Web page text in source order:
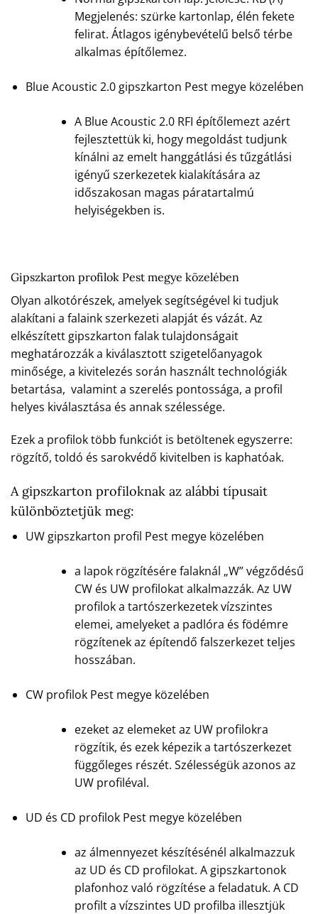
Megjelenés: szürke kartonlap, élén fekete
felirat. Átlagos igénybevételű belső térbe
alkalmas építőlemez.
Blue Acoustic 2.0 gipszkarton Pest megye közelében
A Blue Acoustic 2.0 RFI építőlemezt azért
fejlesztettük ki, hogy megoldást tudjunk
kínálni az emelt hanggátlási és tűzgátlási
igényű szerkezetek kialakítására az
időszakosan magas páratartalmú
helyiségekben is.
Gipszkarton profilok Pest megye közelében
Olyan alkotórészek, amelyek segítségével ki tudjuk
alakítani a falaink szerkezeti alapját és vázát. Az
elkészített gipszkarton falak tulajdonságait
meghatározzák a kiválasztott szigetelőanyagok
minősége, a kivitelezés során használt technológiák
betartása, valamint a szerelés pontossága, a profil
helyes kiválasztása és annak szélessége.
Ezek a profilok több funkciót is betöltenek egyszerre:
rögzítő, toldó és sarokvédő kivitelben is kaphatóak.
A gipszkarton profiloknak az alábbi típusait
különböztetjük meg:
UW gipszkarton profil Pest megye közelében
a lapok rögzítésére falaknál „W” végződésű
CW és UW profilokat alkalmazzák. Az UW
profilok a tartószerkezetek vízszintes
elemei, amelyeket a padlóra és födémre
rögzítenek az építendő falszerkezet teljes
hosszában.
CW profilok Pest megye közelében
ezeket az elemeket az UW profilokra
rögzítik, és ezek képezik a tartószerkezet
függőleges részét. Szélességük azonos az
UW profiléval.
UD és CD profilok Pest megye közelében
az álmennyezet készítésénél alkalmazzuk
az UD és CD profilokat. A gipszkartonok
plafonhoz való rögzítése a feladatuk. A CD
profilt a vízszintes UD profilba illesztjük